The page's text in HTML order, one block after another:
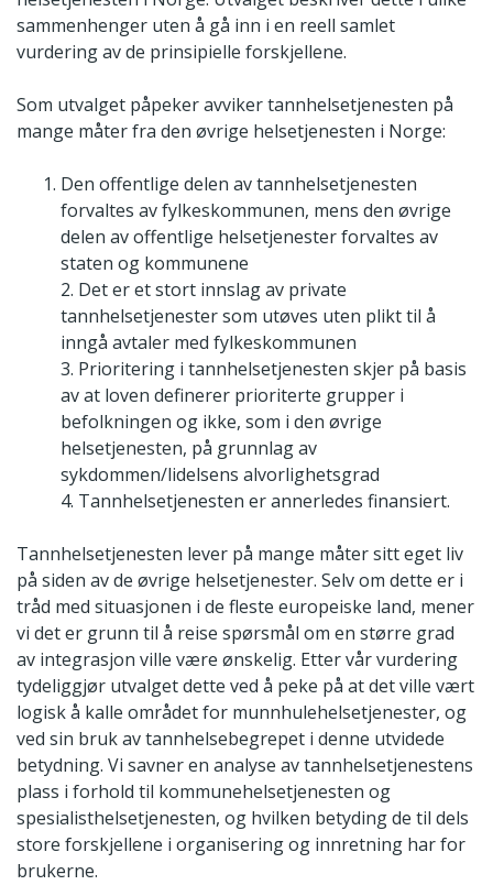
sammenhenger uten å gå inn i en reell samlet
vurdering av de prinsipielle forskjellene.
Som utvalget påpeker avviker tannhelsetjenesten på
mange måter fra den øvrige helsetjenesten i Norge:
Den offentlige delen av tannhelsetjenesten
forvaltes av fylkeskommunen, mens den øvrige
delen av offentlige helsetjenester forvaltes av
staten og kommunene
2. Det er et stort innslag av private
tannhelsetjenester som utøves uten plikt til å
inngå avtaler med fylkeskommunen
3. Prioritering i tannhelsetjenesten skjer på basis
av at loven definerer prioriterte grupper i
befolkningen og ikke, som i den øvrige
helsetjenesten, på grunnlag av
sykdommen/lidelsens alvorlighetsgrad
4. Tannhelsetjenesten er annerledes finansiert.
Tannhelsetjenesten lever på mange måter sitt eget liv
på siden av de øvrige helsetjenester. Selv om dette er i
tråd med situasjonen i de fleste europeiske land, mener
vi det er grunn til å reise spørsmål om en større grad
av integrasjon ville være ønskelig. Etter vår vurdering
tydeliggjør utvalget dette ved å peke på at det ville vært
logisk å kalle området for munnhulehelsetjenester, og
ved sin bruk av tannhelsebegrepet i denne utvidede
betydning. Vi savner en analyse av tannhelsetjenestens
plass i forhold til kommunehelsetjenesten og
spesialisthelsetjenesten, og hvilken betyding de til dels
store forskjellene i organisering og innretning har for
brukerne.